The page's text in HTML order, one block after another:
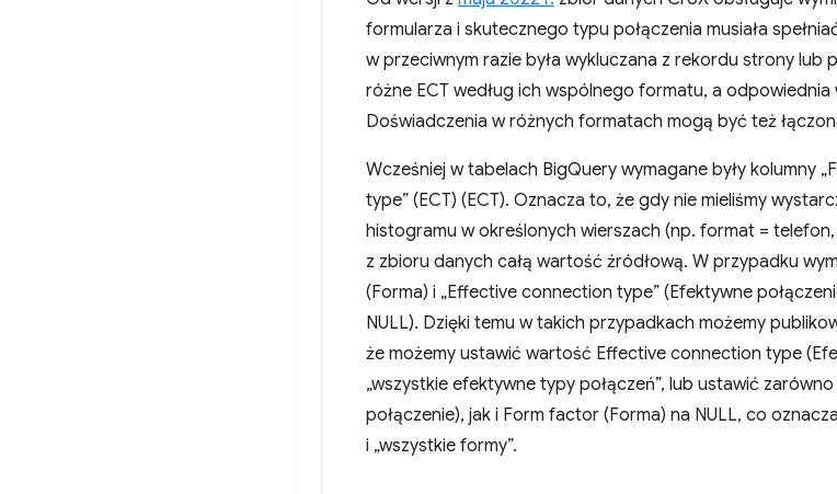
formularza i skutecznego typu połączenia musiała
w przeciwnym razie była wykluczana z rekordu strony lub
różne ECT według ich wspólnego formatu, a
Doświadczenia w różnych formatach mogą być też
Wcześniej w tabelach BigQuery wymagane były kolumny
type” (ECT) (ECT). Oznacza to, że gdy nie mieliśmy
histogramu w określonych wierszach (np. format =
z zbioru danych całą wartość źródłową. W przypadku
(Forma) i „Effective connection type” (Efektywne
NULL). Dzięki temu w takich przypadkach możemy
że możemy ustawić wartość Effective connection type
„wszystkie efektywne typy połączeń”, lub ustawić
połączenie), jak i Form factor (Forma) na NULL, co
i „wszystkie formy”.